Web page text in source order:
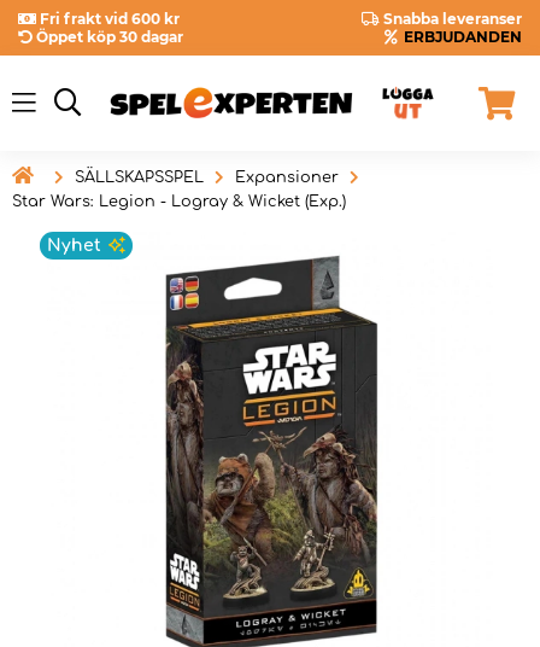
Fri frakt vid 600 kr
Snabba leveranser
Öppet köp 30 dagar
ERBJUDANDEN
 SÄLLSKAPSSPEL
Expansioner
Star Wars: Legion - Logray & Wicket (Exp.)
Nyhet